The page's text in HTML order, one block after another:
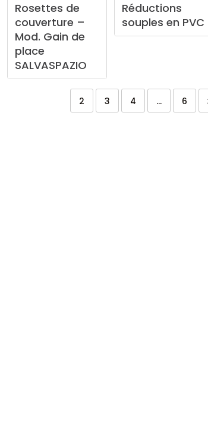
Rosettes de
couverture –
Mod. Gain de
place
SALVASPAZIO
Réductions
souples en PVC
2 3 4 ... 6